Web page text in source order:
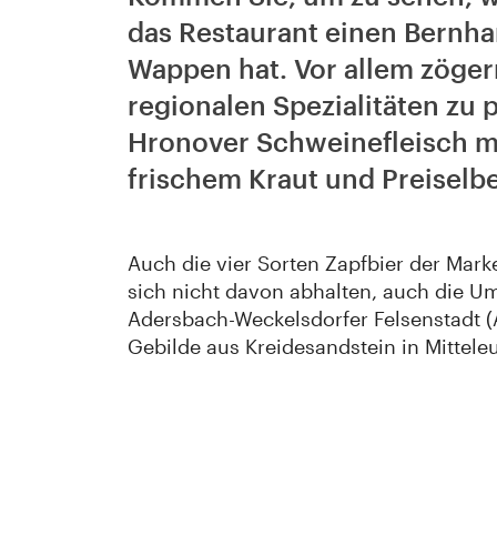
das Restaurant einen
Wappen hat. Vor allem
regionalen Spezialitäten zu
Hronover Schweinefleisch
frischem Kraut und
Auch die vier Sorten Zapfbier der
sich nicht davon abhalten, auch die
Adersbach-Weckelsdorfer Felsenstadt
Gebilde aus Kreidesandstein in